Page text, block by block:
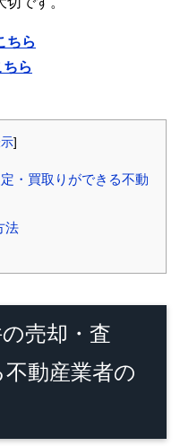
ちら
ら
]
・買取りができる不動
法
売却・査
動産業者の